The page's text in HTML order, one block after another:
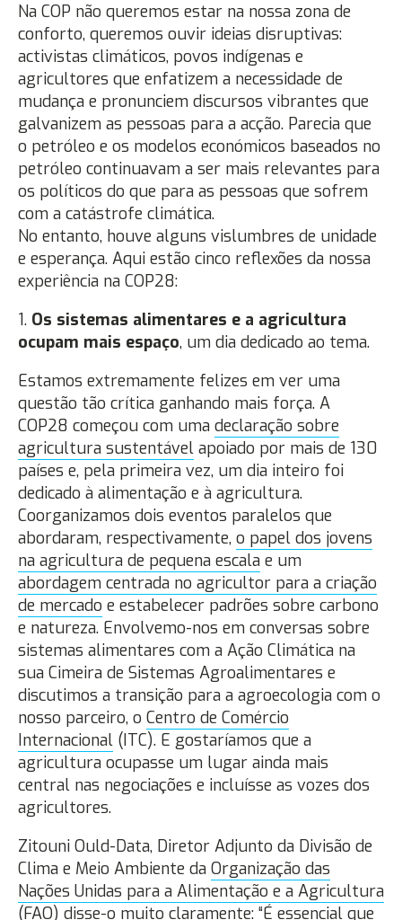
Na COP não queremos estar na nossa zona de
conforto, queremos ouvir ideias disruptivas:
activistas climáticos, povos indígenas e
agricultores que enfatizem a necessidade de
mudança e pronunciem discursos vibrantes que
galvanizem as pessoas para a acção. Parecia que
o petróleo e os modelos económicos baseados no
petróleo continuavam a ser mais relevantes para
os políticos do que para as pessoas que sofrem
com a catástrofe climática.
No entanto, houve alguns vislumbres de unidade
e esperança. Aqui estão cinco reflexões da nossa
experiência na COP28:
1. Os sistemas alimentares e a agricultura
ocupam mais espaço, um dia dedicado ao tema.
Estamos extremamente felizes em ver uma
questão tão crítica ganhando mais força. A
COP28 começou com uma declaração sobre
agricultura sustentável apoiado por mais de 130
países e, pela primeira vez, um dia inteiro foi
dedicado à alimentação e à agricultura.
Coorganizamos dois eventos paralelos que
abordaram, respectivamente, o papel dos jovens
na agricultura de pequena escala e um
abordagem centrada no agricultor para a criação
de mercado e estabelecer padrões sobre carbono
e natureza. Envolvemo-nos em conversas sobre
sistemas alimentares com a Ação Climática na
sua Cimeira de Sistemas Agroalimentares e
discutimos a transição para a agroecologia com o
nosso parceiro, o Centro de Comércio
Internacional (ITC). E gostaríamos que a
agricultura ocupasse um lugar ainda mais
central nas negociações e incluísse as vozes dos
agricultores.
Zitouni Ould-Data, Diretor Adjunto da Divisão de
Clima e Meio Ambiente da Organização das
Nações Unidas para a Alimentação e a Agricultura
(FAO) disse-o muito claramente: “É essencial que